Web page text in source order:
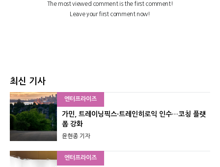
최신 기사
엔터프라이즈
가민, 트레이닝픽스·트레인히로익 인수…코칭 플랫
폼 강화
윤현종 기자
엔터프라이즈